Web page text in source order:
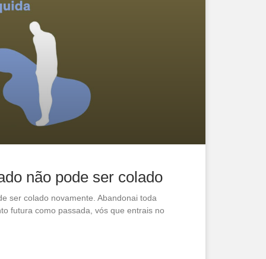
não pode ser colado
ser colado novamente. Abandonai toda
futura como passada, vós que entrais no